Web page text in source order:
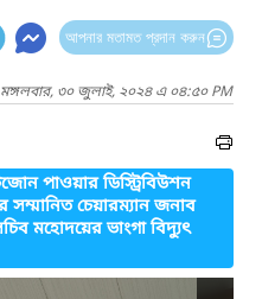
আপনার মতামত প্রদান করুন
মঙ্গলবার, ৩০ জুলাই, ২০২৪ এ ০৪:৫০ PM
পাওয়ার ডিস্ট্রিবিউশন
চেয়ারম্যান জনাব
মহোদয়ের ভাংগা বিদ্যুৎ